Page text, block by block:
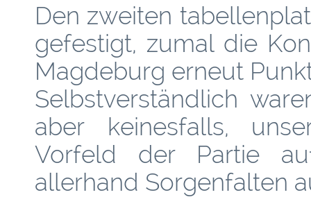
Den zweiten
gefestigt, zumal die
Magdeburg erneut
Selbstverständlich
aber keinesfalls,
Vorfeld der Partie
allerhand Sorgenfalten